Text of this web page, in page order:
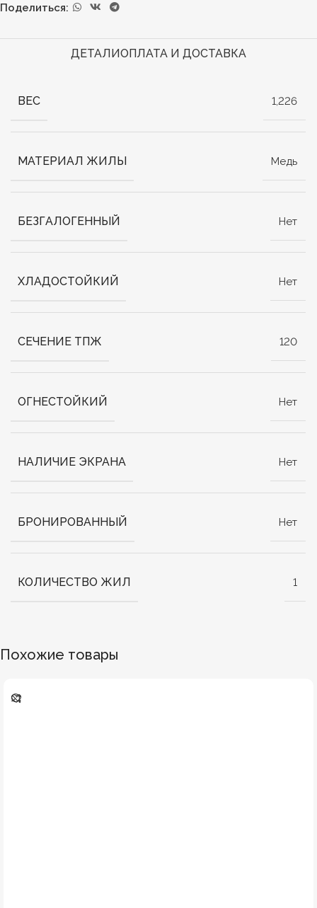
Поделиться:
ДЕТАЛИОПЛАТА И ДОСТАВКА
ВЕС 1,226
МАТЕРИАЛ ЖИЛЫ Медь
БЕЗГАЛОГЕННЫЙ Нет
ХЛАДОСТОЙКИЙ Нет
СЕЧЕНИЕ ТПЖ 120
ОГНЕСТОЙКИЙ Нет
НАЛИЧИЕ ЭКРАНА Нет
БРОНИРОВАННЫЙ Нет
КОЛИЧЕСТВО ЖИЛ 1
Похожие товары